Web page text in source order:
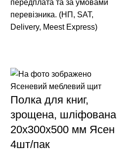
передплата та за умовами
перевізника. (НП, SAT,
Delivery, Meest Express)
Полка для книг,
зрощена, шліфована
20х300х500 мм Ясен
4шт/пак